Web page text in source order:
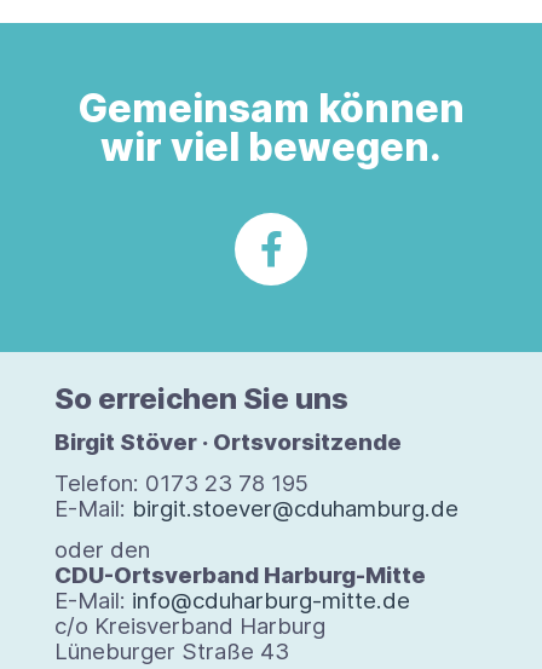
Gemeinsam können
wir viel bewegen.
So errei­chen Sie uns
Bir­git Stö­ver · Orts­vor­sit­zende
Tele­fon: 0173 23 78 195
E-Mail: birgit.stoever@cduhamburg.de
oder den
CDU-Orts­ver­band Harburg-​Mitte
E-​Mail: info@cduharburg-mitte.de
c/​o Kreis­ver­band Har­burg
Lüne­bur­ger Straße 43